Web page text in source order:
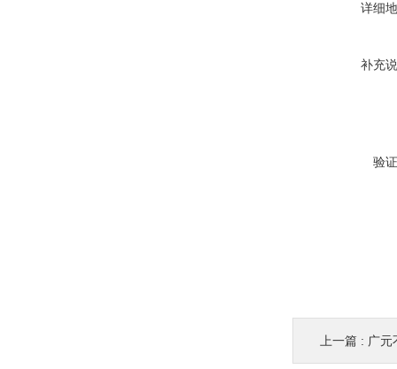
详细
补充
验
上一篇 : 广元